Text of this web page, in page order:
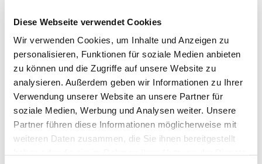
Diese Webseite verwendet Cookies
Wir verwenden Cookies, um Inhalte und Anzeigen zu
personalisieren, Funktionen für soziale Medien anbieten
zu können und die Zugriffe auf unsere Website zu
analysieren. Außerdem geben wir Informationen zu Ihrer
Verwendung unserer Website an unsere Partner für
soziale Medien, Werbung und Analysen weiter. Unsere
Partner führen diese Informationen möglicherweise mit
weiteren Daten zusammen, die Sie ihnen bereitgestellt
Flavobakterien und Forellen – Erkenntnisse aus
dem Bakteriosen-Projekt
Dr. P. Steinbauer, Tiergesundheitsdienst Bayern,
Abteilung Fischgesundheitsdienst, Poing
Einfluss organischer Düngung auf Fischertrag,
Wasser- und Bodenqualität in Karpfenteichen
PhD J. Másilko, LfL / Institut für Fischerei,
Außenstelle für Karpfenteichwirtschaft, Höchstadt
Klimawandel: Welchen Beitrag leistet das